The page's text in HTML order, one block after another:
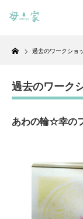
Home
過去のワークショ
過去のワーク
あわの輪☆幸の